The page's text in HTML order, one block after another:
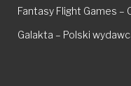
Fantasy Flight Games –
Galakta – Polski